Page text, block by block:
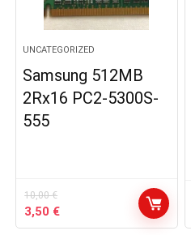
UNCATEGORIZED
Samsung 512MB
2Rx16 PC2-5300S-
555
10,00€
Le
prix
3,50 €Le
prix